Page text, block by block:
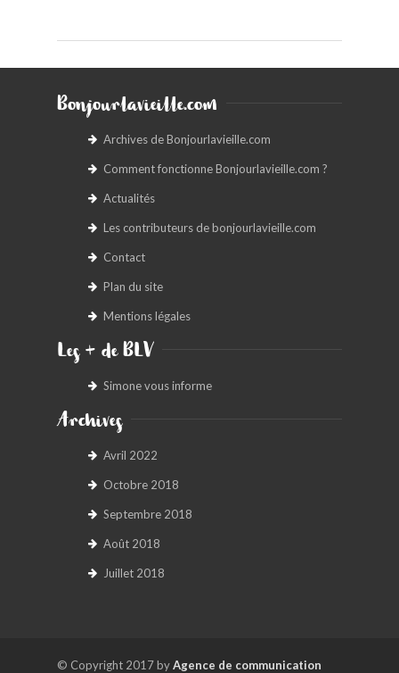
Bonjourlavieille.com
Archives de Bonjourlavieille.com
Comment fonctionne Bonjourlavieille.com ?
Actualités
Les contributeurs de bonjourlavieille.com
Contact
Plan du site
Mentions légales
Les + de BLV
Simone vous informe
Archives
Avril 2022
Octobre 2018
Septembre 2018
Août 2018
Juillet 2018
© Copyright 2017 byAgence de communication